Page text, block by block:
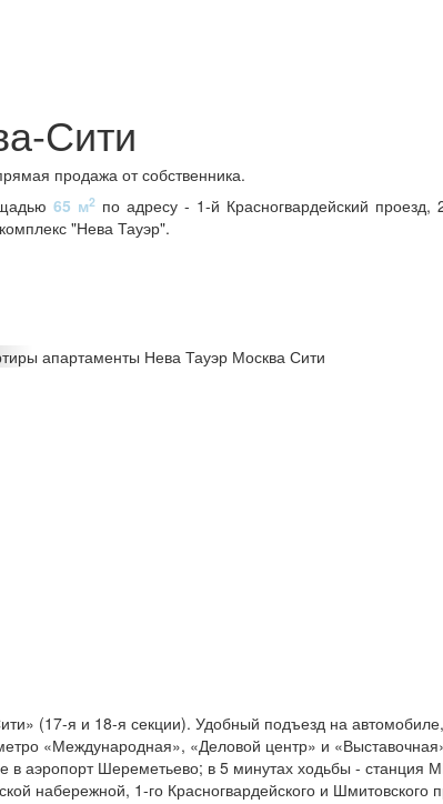
Сити
продажа от собственника.
65 м2по адресу - 1-й Красногвардейский проезд,
"Нева Тауэр".
(17-я и 18-я секции). Удобный подъезд на
«Международная», «Деловой центр» и
в аэропорт Шереметьево; в 5 минутах ходьбы - станция
набережной, 1-го Красногвардейского и Шмитовского